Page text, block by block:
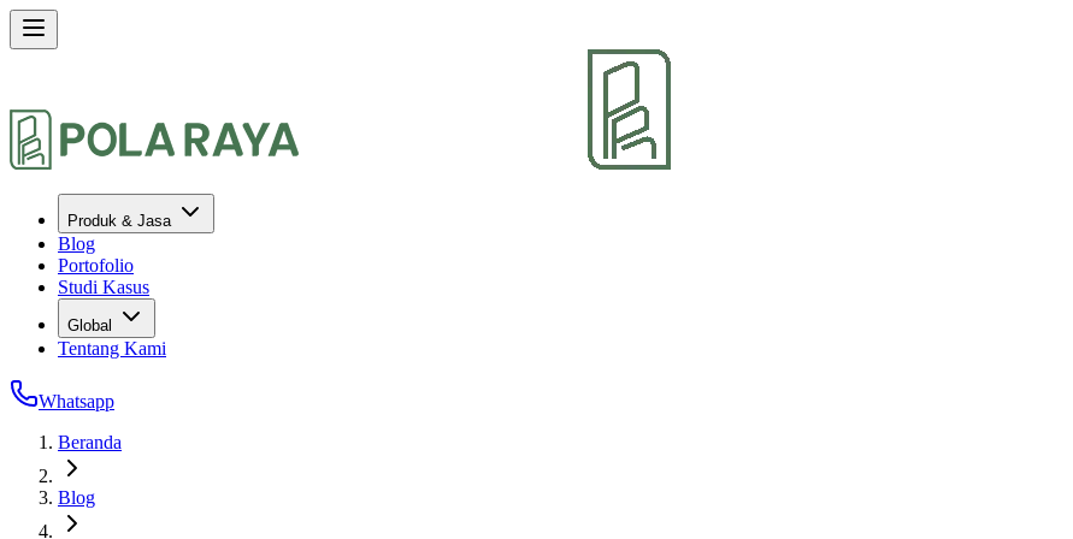
Produk & Jasa
Blog
Portofolio
Studi Kasus
Global
Tentang Kami
Whatsapp
Beranda
Blog